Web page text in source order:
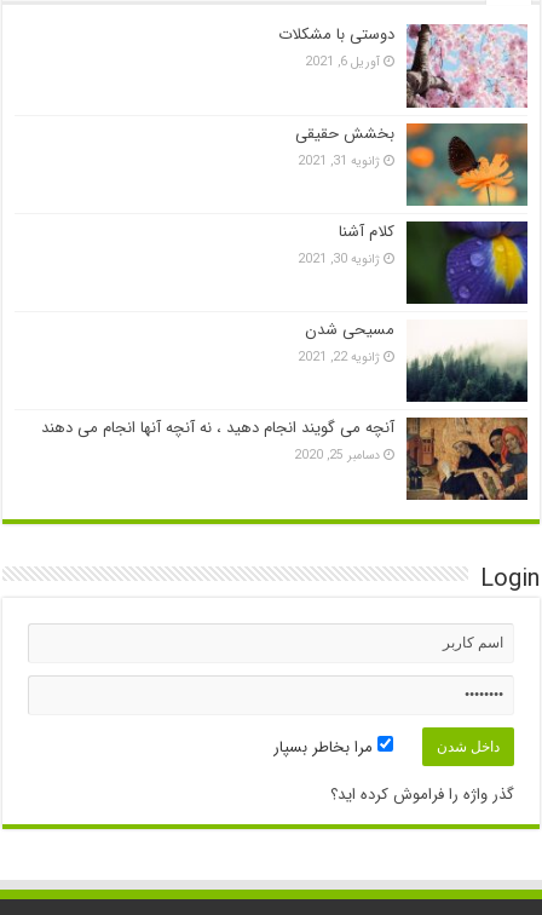
دوستی با مشکلات
آوریل 6, 2021
بخشش حقیقی
ژانویه 31, 2021
کلام آشنا
ژانویه 30, 2021
مسیحی شدن
ژانویه 22, 2021
آنچه می گویند انجام دهید ، نه آنچه آنها انجام می دهند
دسامبر 25, 2020
Login
مرا بخاطر بسپار
گذر واژه را فراموش کرده اید؟